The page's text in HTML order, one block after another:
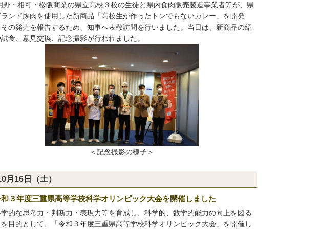
・相可・松阪商業の県立高校３校の生徒と県内食肉販売製造事業者等が、県
ンド豚肉を使用した新商品「高校生が作ったトンでもないカレー」を開発
その発売を報告するため、知事へ表敬訪問を行いました。当日は、新商品の紹
食、意見交換、記念撮影が行われました。
＜記念撮影の様子＞
月16日（土）
３年度三重県高等学校科学オリンピック大会を開催しました
的な思考力・判断力・表現力等を育成し、科学的、数学的能力の向上を図る
を目的として、「令和３年度三重県高等学校科学オリンピック大会」を開催し